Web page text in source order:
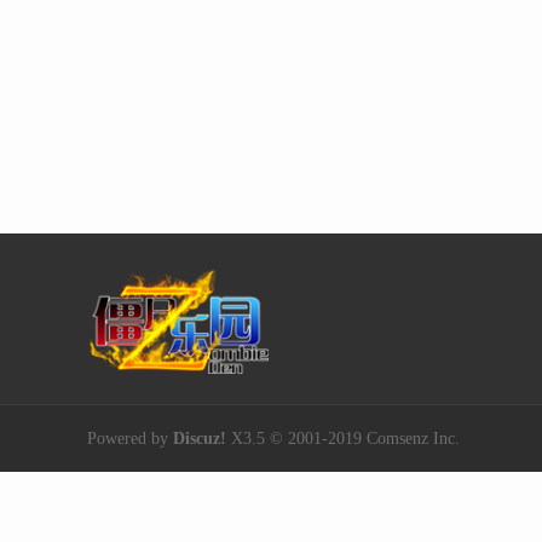
Powered by Discuz! X3.5 © 2001-2019 Comsenz Inc.